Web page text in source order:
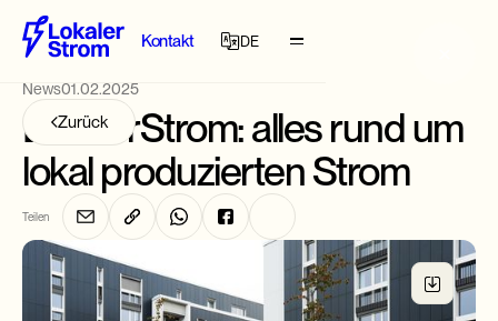
vZEV
LEG
Praxismodell
Kontakt DE
IT
FR
Zurück
Lena Kern
News01.02.2025
LokalerStrom: alles rund um
lokal produzierten Strom
Teilen